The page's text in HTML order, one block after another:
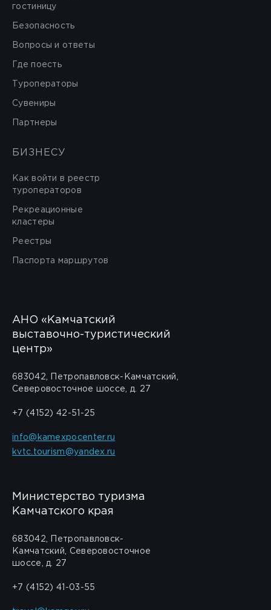
гостиницу
Безопасность
Вопросы и ответы
Где поесть
Туроператоры
Сувениры
Партнеры
БИЗНЕСУ
Как войти в реестр
туроператоров
Рекреационные
кластеры
Реестры
Паспорта маршрутов
АНО «Камчатский
выставочно-туристический
центр»
683042, Петропавловск-Камчатский,
Северовосточное шоссе, д. 27
+7 (4152) 42-51-25
info@kamexpocenter.ru
kvtc.tourism@yandex.ru
Министерство туризма
Камчатского края
683042, Петропавловск-
Камчатский, Северовосточное
шоссе, д. 27
+7 (4152) 41-03-55